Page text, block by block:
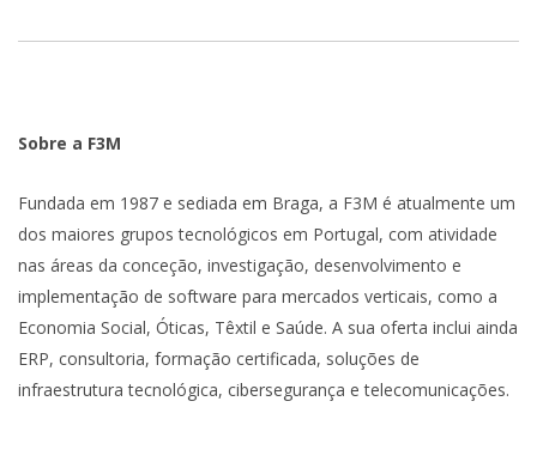
Sobre a F3M
Fundada em 1987 e sediada em Braga, a F3M é atualmente um
dos maiores grupos tecnológicos em Portugal, com atividade
nas áreas da conceção, investigação, desenvolvimento e
implementação de software para mercados verticais, como a
Economia Social, Óticas, Têxtil e Saúde. A sua oferta inclui ainda
ERP, consultoria, formação certificada, soluções de
infraestrutura tecnológica, cibersegurança e telecomunicações.